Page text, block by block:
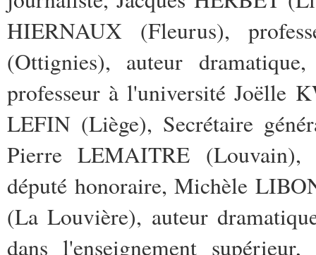
HIERNAUX (Fleurus),
(Ottignies), auteur
professeur à l'université Joëlle
LEFIN (Liège), Secrétaire
Pierre LEMAITRE (Louvain),
député honoraire, Michèle
(La Louvière), auteur
dans l'enseignement